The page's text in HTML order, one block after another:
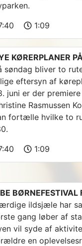
1:09
KØRERPLANER
søndag bliver to
eftersyn af
juni er der
Rasmussen
fortælle hvilke to
1:09
BØRNEFESTIVAL
ildsjæle har
gang løber af
vil syde af
en